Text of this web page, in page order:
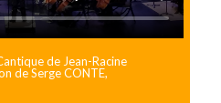
de Jean-Racine
de Serge CONTE,